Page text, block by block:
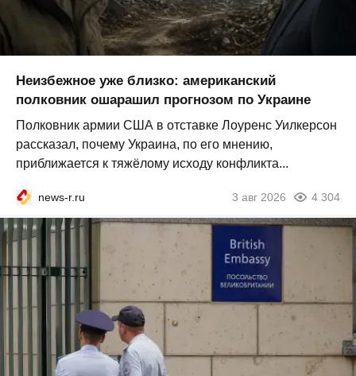
Неизбежное уже близко: американский
полковник ошарашил прогнозом по Украине
Полковник армии США в отставке Лоуренс Уилкерсон
рассказал, почему Украина, по его мнению,
приближается к тяжёлому исходу конфликта...
news-r.ru 3 авг 2026 4 304